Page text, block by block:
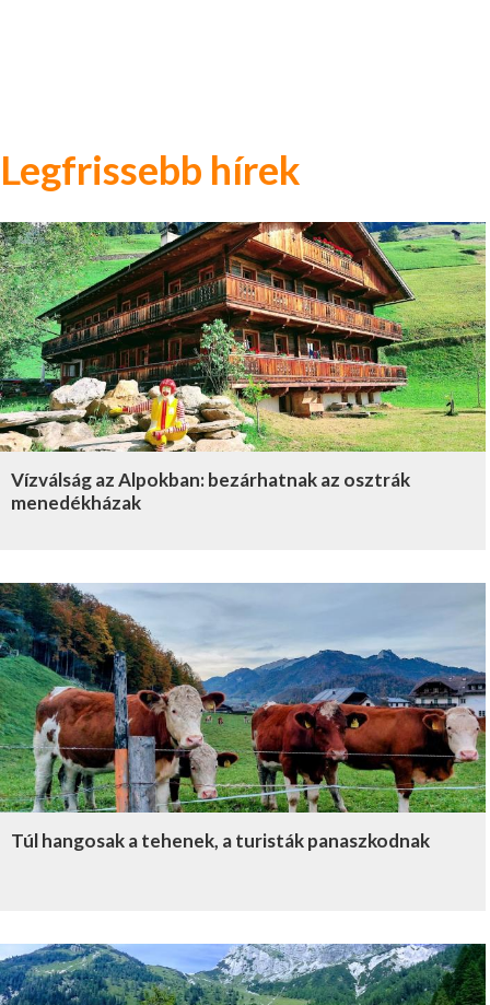
Legfrissebb hírek
Vízválság az Alpokban: bezárhatnak az osztrák
menedékházak
Túl hangosak a tehenek, a turisták panaszkodnak